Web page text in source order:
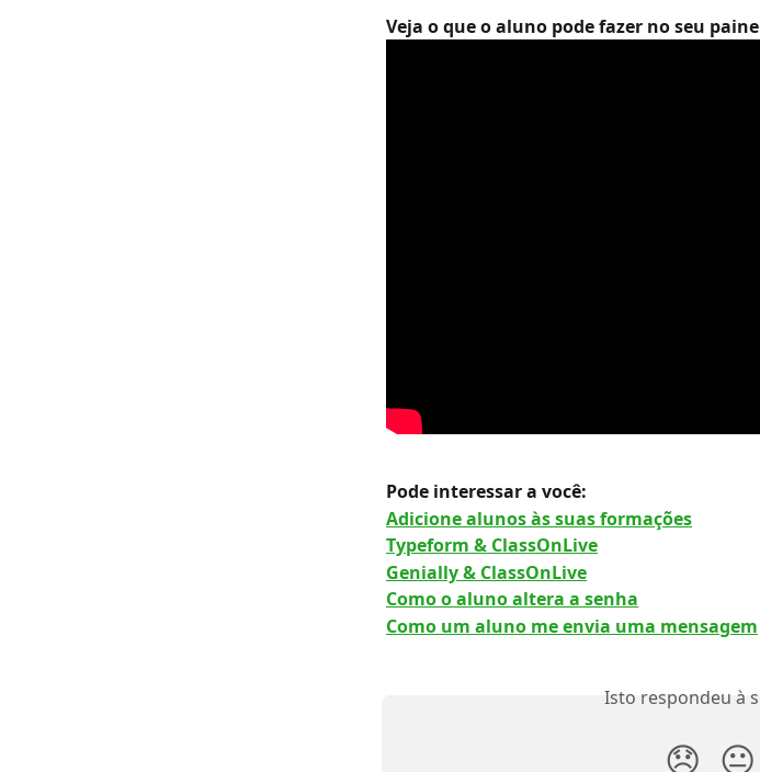
Veja o que o aluno pode fazer no seu
Pode interessar a você:
Adicione alunos às suas formações
Typeform & ClassOnLive
Genially & ClassOnLive
Como o aluno altera a senha
Como um aluno me envia uma mensagem
Isto respondeu à
😞 😐